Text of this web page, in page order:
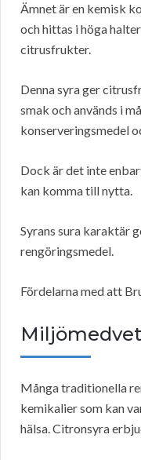
Ämnet är en kemisk
och hittas i höga
citrusfrukter.
Denna syra ger
smak och används i
konserveringsmedel
Dock är det inte
kan komma till nytta.
Syrans sura karaktär
rengöringsmedel.
Fördelarna med att
Många traditionella
kemikalier som kan
hälsa. Citronsyra